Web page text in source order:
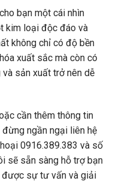
bạn một cái nhìn
kim loại độc đáo và
không chỉ có độ bền
xuất sắc mà còn có
sản xuất trở nên dễ
cần thêm thông tin
ngần ngại liên hệ
0916.389.383 và số
sẽ sẵn sàng hỗ trợ bạn
được sự tư vấn và giải